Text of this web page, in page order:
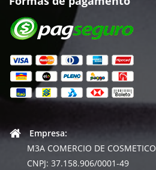
Empresa:
M3A COMERCIO DE
CNPJ: 37.158.906/0001-49